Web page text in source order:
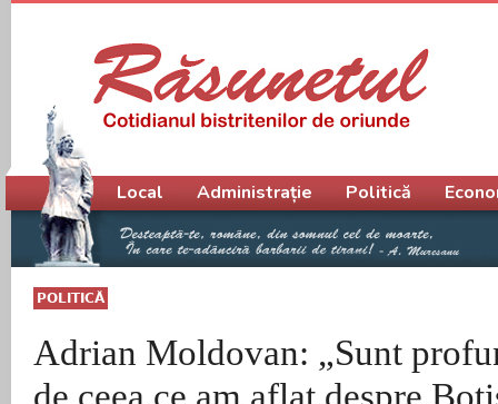
POLITICĂ
Adrian Moldovan: „Sunt
Meniu principal
Local Administrație Politică